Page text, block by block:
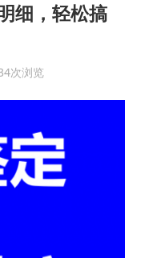
细，轻松搞
次浏览